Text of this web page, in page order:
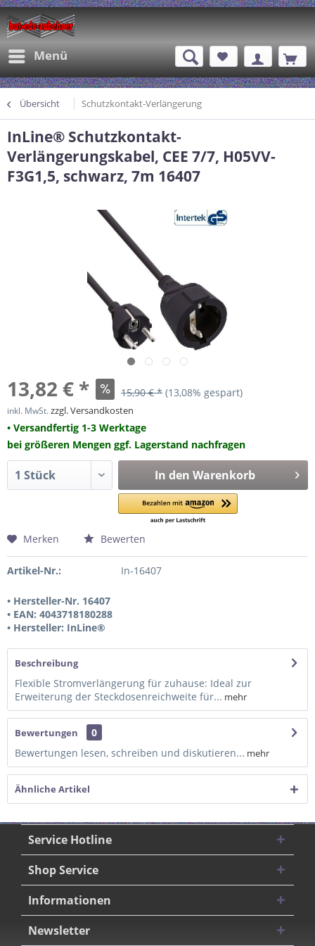
Menü
Übersicht Schutzkontakt-Verlängerung
InLine® Schutzkontakt-
Verlängerungskabel, CEE 7/7, H05VV-
F3G1,5, schwarz, 7m 16407
13,82 € * 15,90 € * (13,08% gespart)
inkl. MwSt.zzgl. Versandkosten
• Versandfertig 1-3 Werktage
bei größeren Mengen ggf. Lagerstand nachfragen
In den Warenkorb
Merken Bewerten
Artikel-Nr.: In-16407
• Hersteller-Nr. 16407
• EAN: 4043718180288
• Hersteller: InLine®
Beschreibung
Flexible Stromverlängerung für zuhause: Ideal zur
Erweiterung der Steckdosenreichweite für... mehr
Bewertungen
0
Bewertungen lesen, schreiben und diskutieren... mehr
Ähnliche Artikel
Service Hotline
Shop Service
Informationen
Newsletter